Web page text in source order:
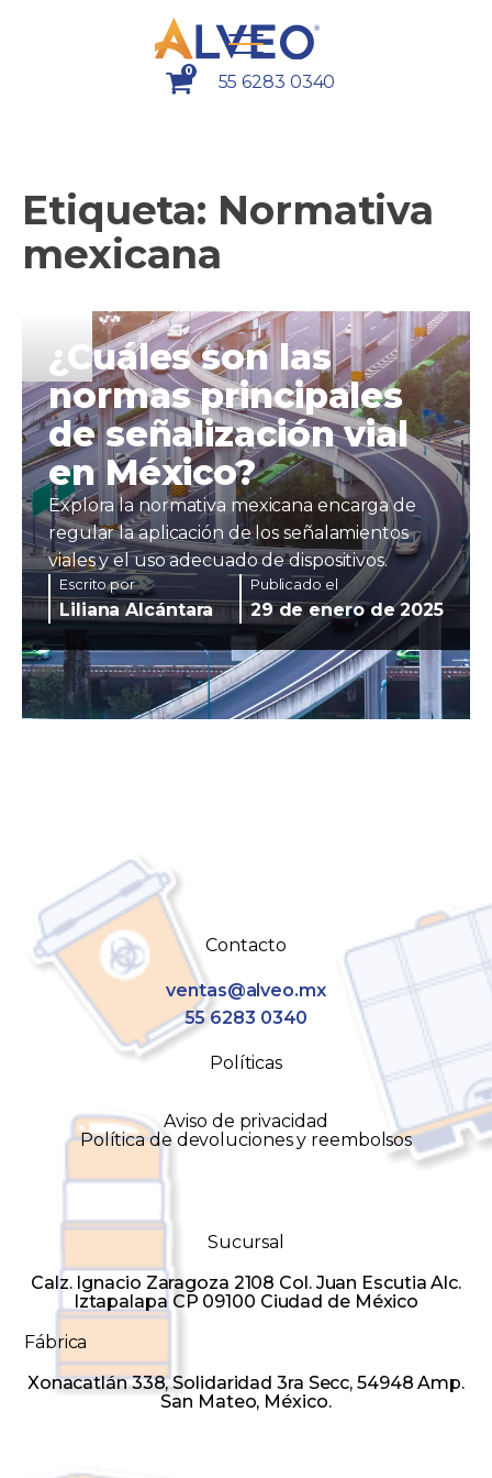
0
55 6283 0340
Etiqueta: Normativa
mexicana
¿Cuáles son las
normas principales
de señalización vial
en México?
Explora la normativa mexicana encarga de
regular la aplicación de los señalamientos
viales y el uso adecuado de dispositivos.
Escrito por
Liliana Alcántara
Publicado el
29 de enero de 2025
Contacto
ventas@alveo.mx
55 6283 0340
Políticas
Aviso de privacidad
Política de devoluciones y reembolsos
Sucursal
Calz. Ignacio Zaragoza 2108 Col. Juan Escutia Alc.
Iztapalapa CP 09100 Ciudad de México
Fábrica
Xonacatlán 338, Solidaridad 3ra Secc, 54948 Amp.
San Mateo, México.